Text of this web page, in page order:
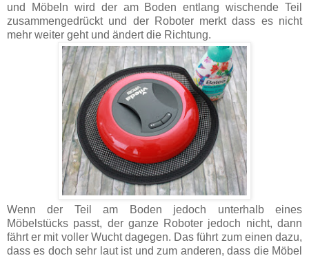
und Möbeln wird der am Boden entlang wischende Teil
zusammengedrückt und der Roboter merkt dass es nicht
mehr weiter geht und ändert die Richtung.
Wenn der Teil am Boden jedoch unterhalb eines
Möbelstücks passt, der ganze Roboter jedoch nicht, dann
fährt er mit voller Wucht dagegen. Das führt zum einen dazu,
dass es doch sehr laut ist und zum anderen, dass die Möbel